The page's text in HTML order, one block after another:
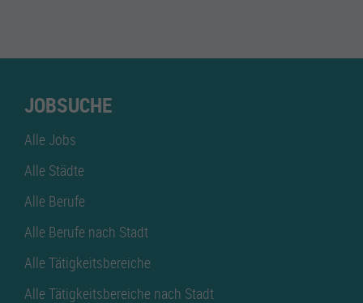
JOBSUCHE
Alle Jobs
Alle Städte
Alle Berufe
Alle Berufe nach Stadt
Alle Tätigkeitsbereiche
Alle Tätigkeitsbereiche nach Stadt